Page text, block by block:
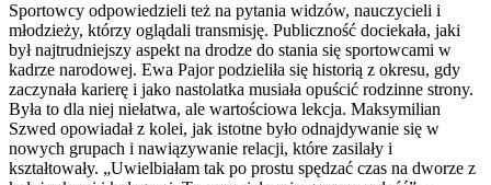
Sportowcy odpowiedzieli też na pytania widzów, nauczycieli i
młodzieży, którzy oglądali transmisję. Publiczność dociekała, jaki
był najtrudniejszy aspekt na drodze do stania się sportowcami w
kadrze narodowej. Ewa Pajor podzieliła się historią z okresu, gdy
zaczynała karierę i jako nastolatka musiała opuścić rodzinne strony.
Była to dla niej niełatwa, ale wartościowa lekcja. Maksymilian
Szwed opowiadał z kolei, jak istotne było odnajdywanie się w
nowych grupach i nawiązywanie relacji, które zasilały i
kształtowały. „Uwielbiałam tak po prostu spędzać czas na dworze z